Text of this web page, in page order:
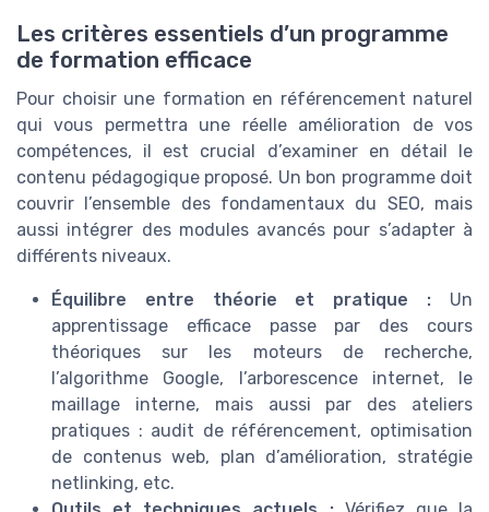
Les critères essentiels d’un programme
de formation efficace
Pour choisir une formation en référencement naturel
qui vous permettra une réelle amélioration de vos
compétences, il est crucial d’examiner en détail le
contenu pédagogique proposé. Un bon programme doit
couvrir l’ensemble des fondamentaux du SEO, mais
aussi intégrer des modules avancés pour s’adapter à
différents niveaux.
Équilibre entre théorie et pratique : Un
apprentissage efficace passe par des cours
théoriques sur les moteurs de recherche,
l’algorithme Google, l’arborescence internet, le
maillage interne, mais aussi par des ateliers
pratiques : audit de référencement, optimisation
de contenus web, plan d’amélioration, stratégie
netlinking, etc.